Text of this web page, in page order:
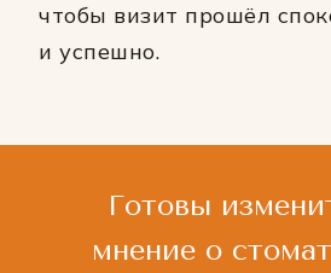
чтобы визит прошёл
и успешно.
Готовы
мнение о